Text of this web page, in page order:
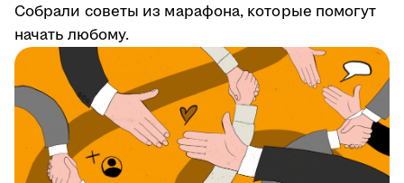
Собрали советы из марафона, которые помогут
начать любому.